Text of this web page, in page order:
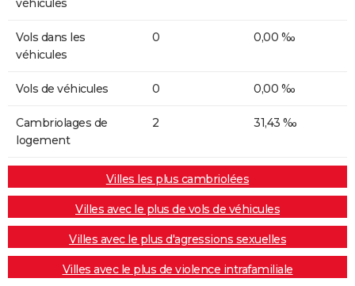
véhicules
Vols dans les
véhicules
0 0,00 ‰
Vols de véhicules 0 0,00 ‰
Cambriolages de
logement
2 31,43 ‰
Villes les plus cambriolées
Villes avec le plus de vols de véhicules
Villes avec le plus d'agressions sexuelles
Villes avec le plus de violence intrafamiliale